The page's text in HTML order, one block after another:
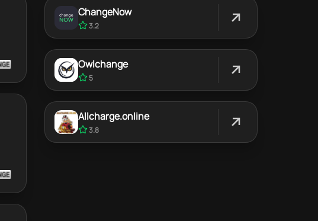
ChangeNow
3.2
Owlchange
5
Allcharge.online
3.8